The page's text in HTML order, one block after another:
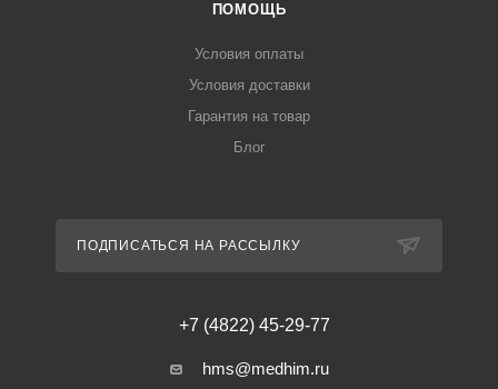
ПОМОЩЬ
Условия оплаты
Условия доставки
Гарантия на товар
Блог
ПОДПИСАТЬСЯ НА РАССЫЛКУ
+7 (4822) 45-29-77
hms@medhim.ru